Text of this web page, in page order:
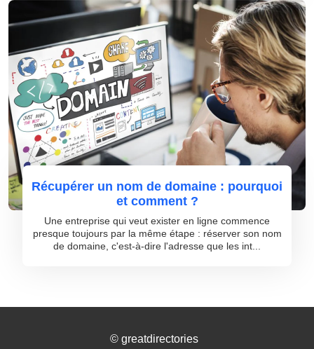
Récupérer un nom de domaine : pourquoi
et comment ?
Une entreprise qui veut exister en ligne commence
presque toujours par la même étape : réserver son nom
de domaine, c'est-à-dire l'adresse que les int...
© greatdirectories